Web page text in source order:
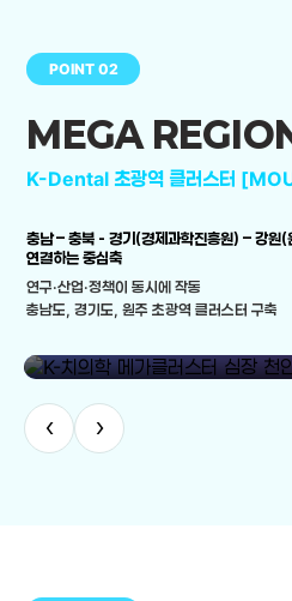
POINT 02
MEGA
K-Dental 초광역 클러스터
충남 – 충북 - 경기(경제과학진흥원) – 강원
연결하는 중심축
연구·산업·정책이 동시에 작동
충남도, 경기도, 원주 초광역 클러스터 구축
‹ ›